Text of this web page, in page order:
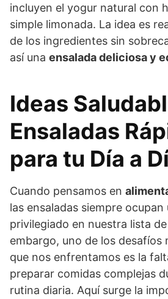
incluyen el yogur natural con
simple limonada. La idea es
de los ingredientes sin
así una ensalada deliciosa y
Ideas
Ensaladas
para tu Día a
Cuando pensamos en
las ensaladas siempre ocupan
privilegiado en nuestra lista
embargo, uno de los desafíos
que nos enfrentamos es la
preparar comidas complejas
rutina diaria. Aquí surge la